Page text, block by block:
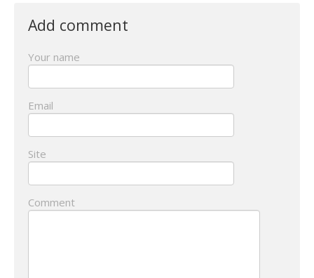
Add comment
Your name
Email
Site
Comment